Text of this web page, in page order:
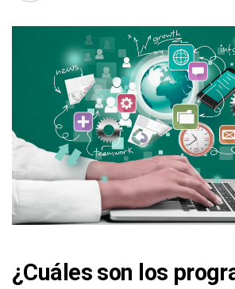
¿Cuáles son los